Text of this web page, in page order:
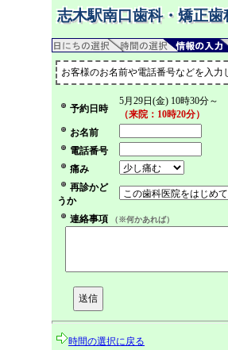
志木駅南口歯科・矯正歯
お客様のお名前や電話番号などを入力
予約日時
5月29日(金) 10時30分～
（来院：10時20分）
お名前
電話番号
痛み
再診かど
うか
連絡事項
（※何かあれば）
時間の選択に戻る